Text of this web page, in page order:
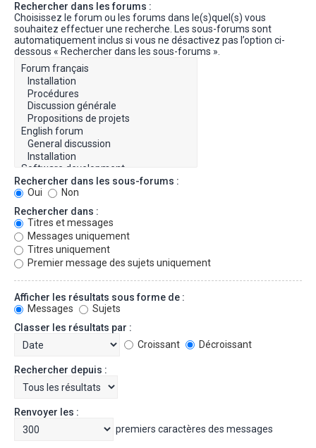
Rechercher dans les forums :
Choisissez le forum ou les forums dans le(s)quel(s) vous
souhaitez effectuer une recherche. Les sous-forums sont
automatiquement inclus si vous ne désactivez pas l’option ci-
dessous « Rechercher dans les sous-forums ».
Rechercher dans les sous-forums :
Oui
Non
Rechercher dans :
Titres et messages
Messages uniquement
Titres uniquement
Premier message des sujets uniquement
Afficher les résultats sous forme de :
Messages
Sujets
Classer les résultats par :
Croissant
Décroissant
Rechercher depuis :
Renvoyer les :
premiers caractères des messages